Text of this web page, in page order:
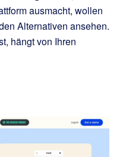
ausmacht, wollen
Alternativen ansehen.
hängt von Ihren